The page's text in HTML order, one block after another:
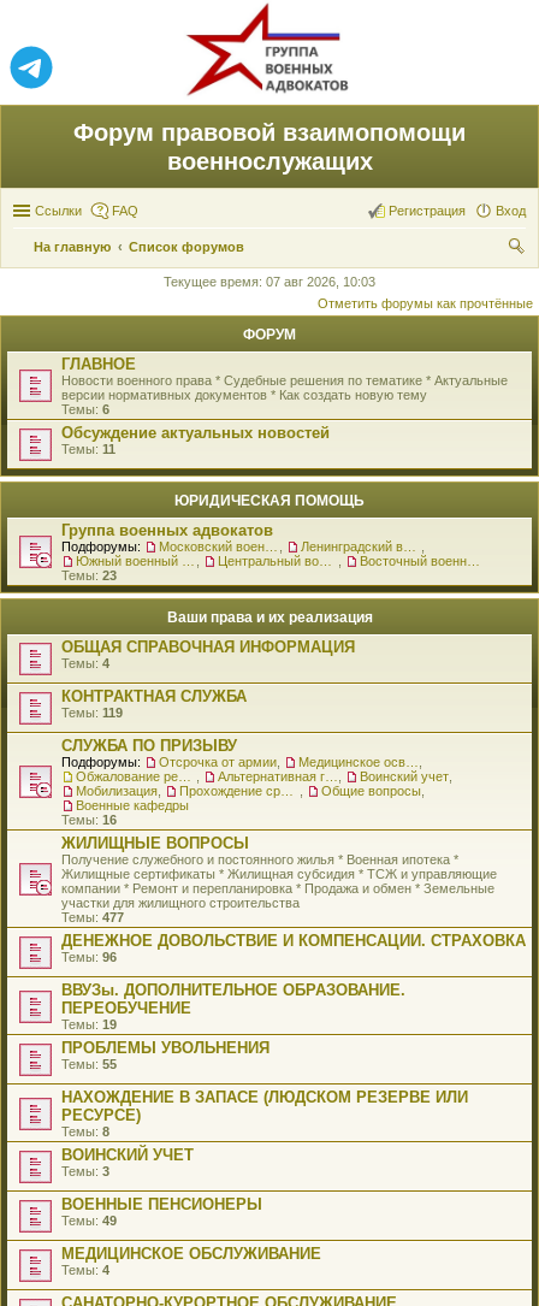
Форум правовой взаимопомощи
военнослужащих
Ссылки FAQ Вход
Регистрация
На главную
Список форумов
ск
Текущее время: 07 авг 2026, 10:03
Отметить форумы как прочтённые
ФОРУМ
ГЛАВНОЕ
Новости военного права * Судебные решения по тематике * Актуальные
версии нормативных документов * Как создать новую тему
Темы: 6
Обсуждение актуальных новостей
Темы: 11
ЮРИДИЧЕСКАЯ ПОМОЩЬ
Группа военных адвокатов
Подфорумы:
Темы: 23
Ваши права и их реализация
ОБЩАЯ СПРАВОЧНАЯ ИНФОРМАЦИЯ
Темы: 4
КОНТРАКТНАЯ СЛУЖБА
Темы: 119
СЛУЖБА ПО ПРИЗЫВУ
Подфорумы: Отсрочка от армии
Воинский учет
Мобилизация
Общие вопросы
Военные кафедры
Темы: 16
ЖИЛИЩНЫЕ ВОПРОСЫ
Получение служебного и постоянного жилья * Военная ипотека *
Жилищные сертификаты * Жилищная субсидия * ТСЖ и управляющие
компании * Ремонт и перепланировка * Продажа и обмен * Земельные
участки для жилищного строительства
Темы: 477
ДЕНЕЖНОЕ ДОВОЛЬСТВИЕ И КОМПЕНСАЦИИ. СТРАХОВКА
Темы: 96
ВВУЗы. ДОПОЛНИТЕЛЬНОЕ ОБРАЗОВАНИЕ.
ПЕРЕОБУЧЕНИЕ
Темы: 19
ПРОБЛЕМЫ УВОЛЬНЕНИЯ
Темы: 55
НАХОЖДЕНИЕ В ЗАПАСЕ (ЛЮДСКОМ РЕЗЕРВЕ ИЛИ
РЕСУРСЕ)
Темы: 8
ВОИНСКИЙ УЧЕТ
Темы: 3
ВОЕННЫЕ ПЕНСИОНЕРЫ
Темы: 49
МЕДИЦИНСКОЕ ОБСЛУЖИВАНИЕ
Темы: 4